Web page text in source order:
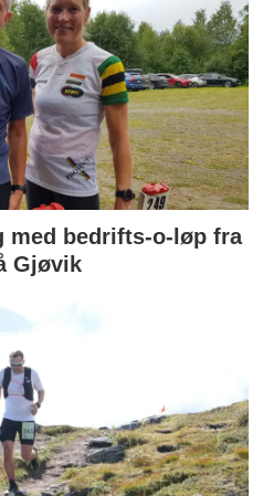
med bedrifts-o-løp fra
Gjøvik